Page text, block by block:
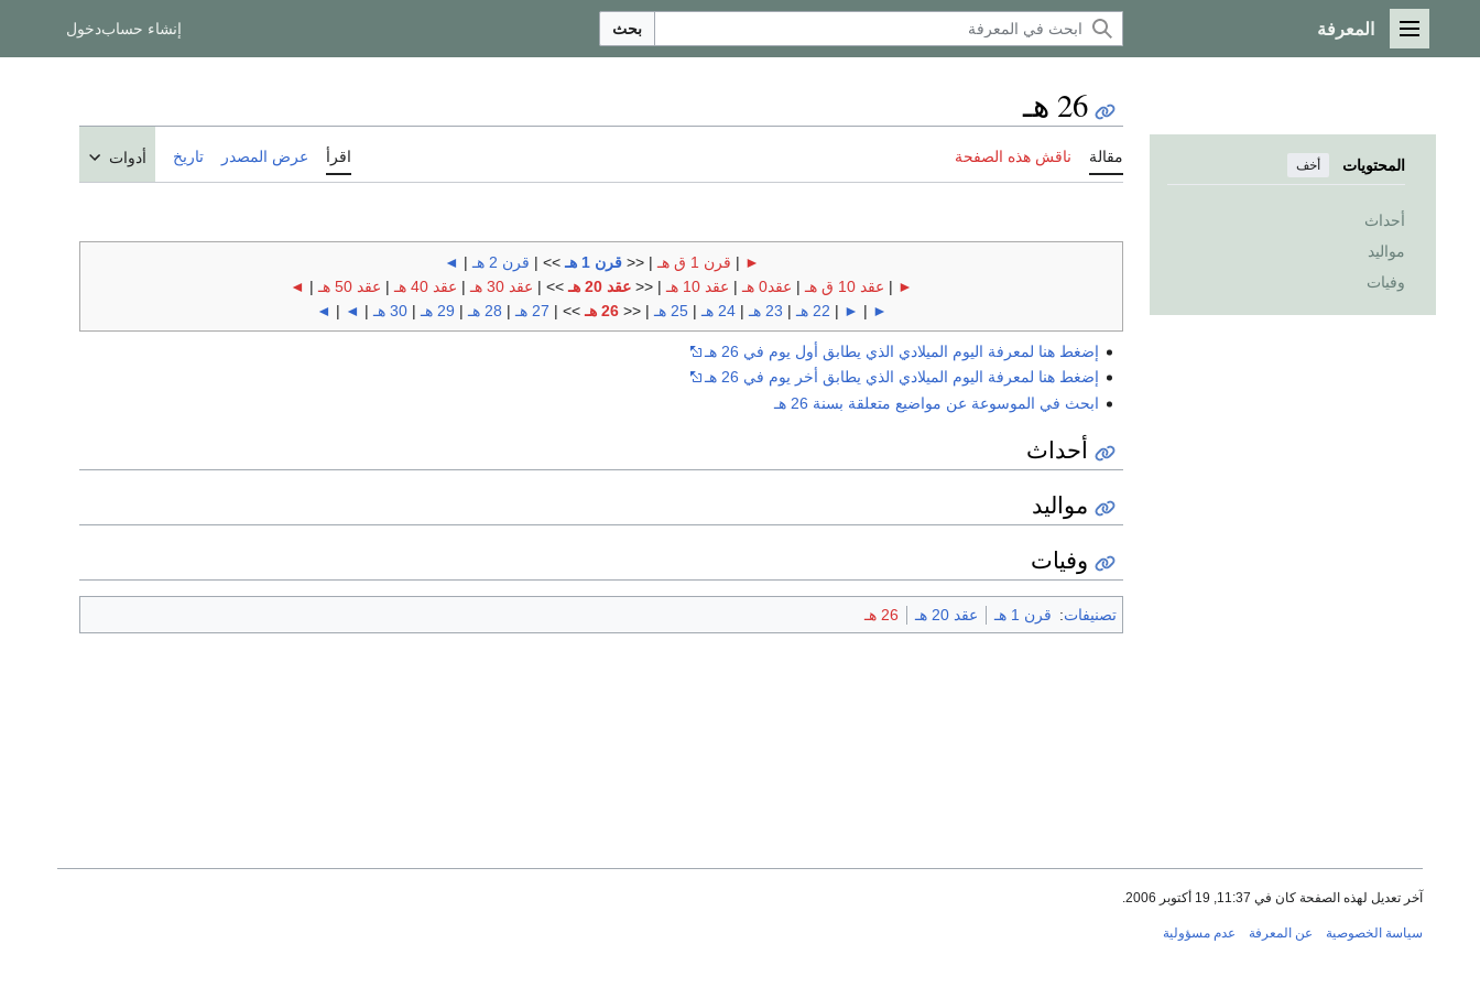
القائمة الرئيسية
المعرفة بحث إنشاء حسابدخول
المحتويات أخف
أحداث
مواليد
وفيات
26 هـ
مقالة ناقش هذه الصفحة اقرأ عرض المصدر تاريخ أدوات
►
| قرن 1 ق هـ | <<قرن 1 هـ >> | قرن 2 هـ |
◄
►
| عقد 10 ق هـ | عقد0 هـ | عقد 10 هـ | << عقد 20 هـ >> | عقد 30 هـ | عقد 40 هـ | عقد 50 هـ |
◄
►
|
►
| 22 هـ | 23 هـ |24 هـ |25 هـ | <<26 هـ >> | 27 هـ | 28 هـ | 29 هـ |30 هـ |
◄
|
◄
إضغط هنا لمعرفة اليوم الميلادي الذي يطابق أول يوم في 26 هـ
إضغط هنا لمعرفة اليوم الميلادي الذي يطابق أخر يوم في 26 هـ
ابحث في الموسوعة عن مواضيع متعلقة بسنة 26 هـ
أحداث
مواليد
وفيات
تصنيفات: قرن 1 هـ عقد 20 هـ 26 هـ
آخر تعديل لهذه الصفحة كان في 11:37, 19 أكتوبر 2006.
سياسة الخصوصية عن المعرفة عدم مسؤولية